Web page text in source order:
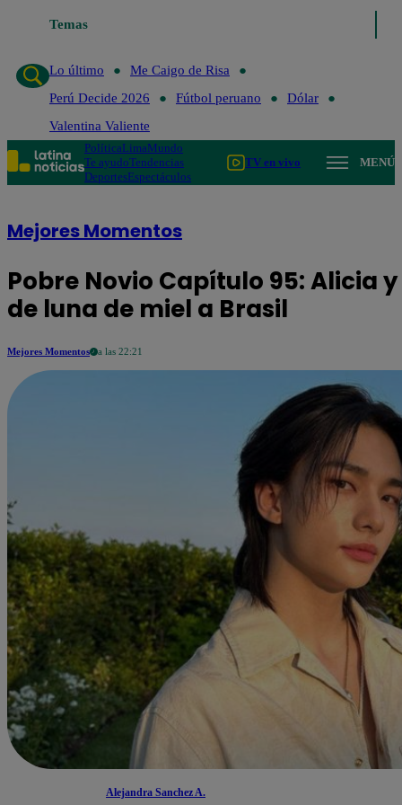
Temas
Lo último Me Caigo de Risa
Lo último
Me Caigo de Risa
Perú Decide 2026
Fútbol peruano
Dólar
Valentina Valiente
PolíticaLimaMundo
Te ayudoTendencias
DeportesEspectáculos
TV en vivo MENÚ
Mejores Momentos
Pobre Novio Capítulo 95: Alicia
de luna de miel a Brasil
Mejores Momentos a las 22:21
Alejandra Sanchez A.